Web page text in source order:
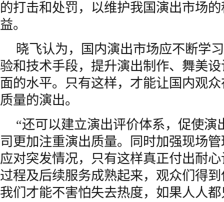
的打击和处罚，以维护我国演出市场
益。
晓飞认为，国内演出市场应不断学
验和技术手段，提升演出制作、舞美
面的水平。只有这样，才能让国内观
质量的演出。
“还可以建立演出评价体系，促使演
司更加注重演出质量。同时加强现场
应对突发情况，只有这样真正付出耐
过程及后续服务成熟起来，观众们得
我们才能不害怕失去热度，如果人人